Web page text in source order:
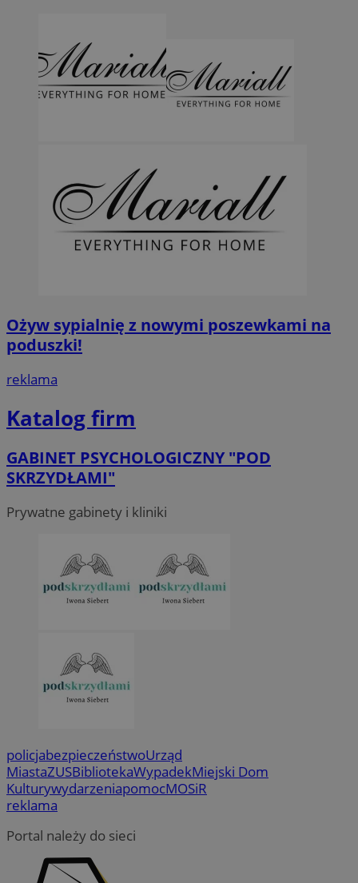
Ożyw sypialnię z nowymi poszewkami na
poduszki!
reklama
Katalog firm
GABINET PSYCHOLOGICZNY "POD
SKRZYDŁAMI"
Prywatne gabinety i kliniki
policjabezpieczeństwoUrząd
MiastaZUSBibliotekaWypadekMiejski Dom
KulturywydarzeniapomocMOSiR
reklama
Portal należy do sieci